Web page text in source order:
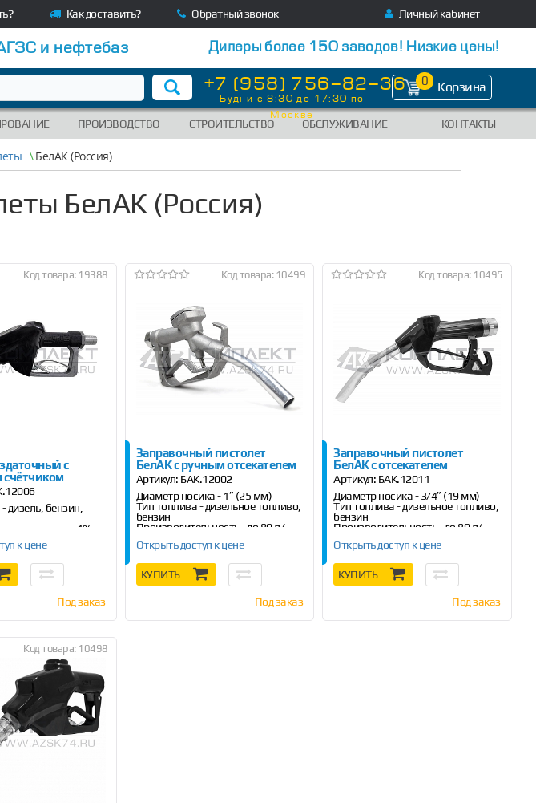
Как доставить? Обратный звонок Личный кабинет
и нефтебаз Дилеры более 150 заводов! Низкие цены!
+7 (958) 756-82-36
Будни с 8:30 до 17:30 по
Москве
0 Корзина
ПРОИЗВОДСТВО СТРОИТЕЛЬСТВО ОБСЛУЖИВАНИЕ КОНТАКТЫ
\БелАК (Россия)
БелАК (Россия)
Код товара: 19388
с
дизель, бензин,
- ±1%
к цене
Под заказ
Код товара: 10499
Заправочный пистолет
БелАК с ручным отсекателем
Артикул: БАК.12002
Диаметр носика - 1″ (25 мм)
Тип топлива - дизельное топливо,
бензин
Производительность - до 80 л/
Открыть доступ к цене
КУПИТЬ
Под заказ
Код товара: 10495
Заправочный пистолет
БелАК с отсекателем
Артикул: БАК.12011
Диаметр носика - 3/4″ (19 мм)
Тип топлива - дизельное топливо,
бензин
Производительность - до 80 л/
Открыть доступ к цене
КУПИТЬ
Под заказ
Код товара: 10498